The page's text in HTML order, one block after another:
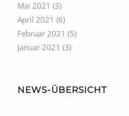
Mai 2021 (3)
April 2021 (6)
Februar 2021 (5)
Januar 2021 (3)
NEWS-ÜBERSICHT